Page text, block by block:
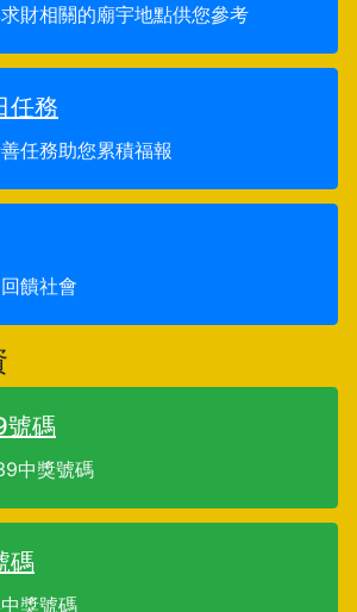
財相關的廟宇地點供您參考
任務
任務助您累積福報
饋社會
號碼
中獎號碼
碼
獎號碼